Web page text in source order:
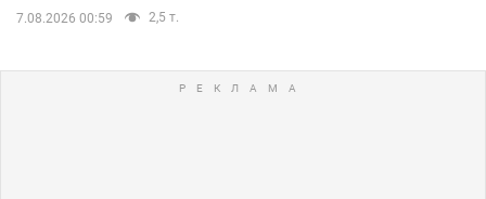
7.08.2026 00:59 2,5 т.